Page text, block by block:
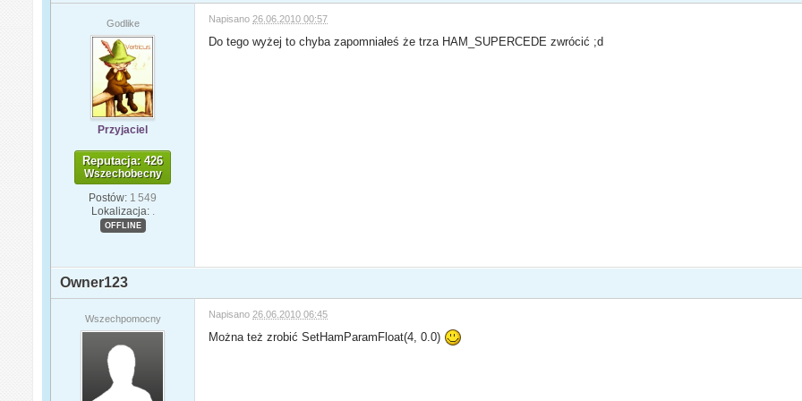
Godlike
Przyjaciel
Reputacja: 426
Wszechobecny
Postów: 1 549
Lokalizacja:
OFFLINE
Napisano 26.06.2010 00:57
Do tego wyżej to chyba zapomniałeś że trza HAM_SUPERCEDE zwrócić ;d
Owner123
Wszechpomocny Napisano 26.06.2010 06:45
Można też zrobić SetHamParamFloat(4, 0.0)